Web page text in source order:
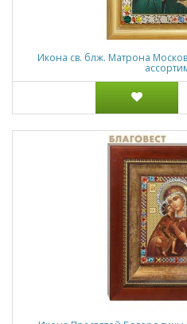
Икона св. блж. Матрона